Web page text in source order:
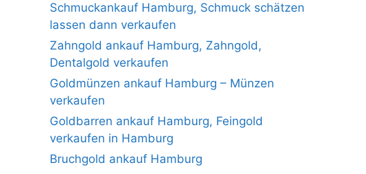
Schmuckankauf Hamburg, Schmuck schätzen
lassen dann verkaufen
Zahngold ankauf Hamburg, Zahngold,
Dentalgold verkaufen
Goldmünzen ankauf Hamburg – Münzen
verkaufen
Goldbarren ankauf Hamburg, Feingold
verkaufen in Hamburg
Bruchgold ankauf Hamburg